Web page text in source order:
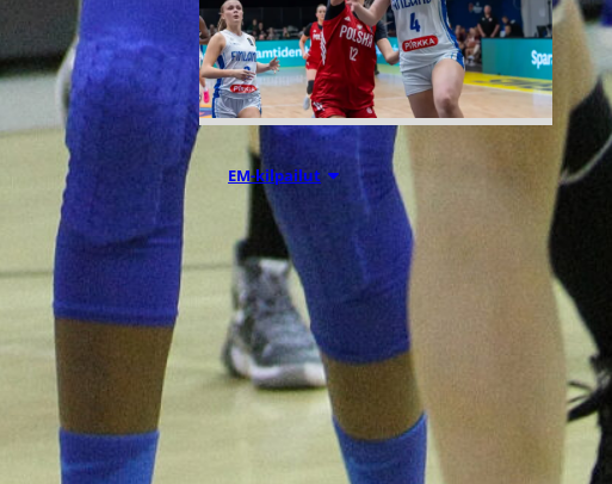
EM-kilpailut 06.08.2026 21:24
Suomen 18-
vuotiaat tytöt
taistelivat
Puolan nurin